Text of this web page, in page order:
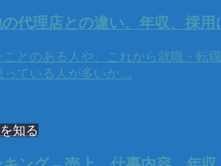
代理店との違い、年収、採用
とのある人や、これから就職・
っている人が多いか…
知る